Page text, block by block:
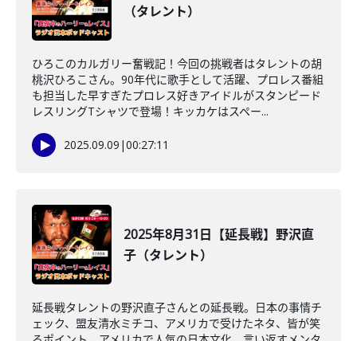
（タレント）
ひろこのカルガリー奮戦記！今回の挑戦者はタレントの胡
桃沢ひろこさん。90年代に歌手として活躍、プロレス番組
も担当した早すぎたプロレス好きアイドルがスタンピード
レスリングTシャツで登場！キッカケはスペー...
2025.09.09 |00:27:11
2025年8月31日【延長戦】野沢直
子（タレント）
延長戦タレントの野沢直子さんとの延長戦。日本の事情チ
ェック、盟友清水ミチコ、アメリカで受けたネタ、皆が笑